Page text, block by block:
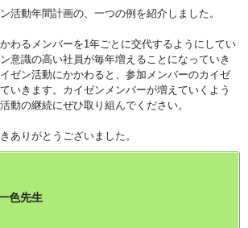
活動年間計画の、一つの例を紹介しました。
わるメンバーを1年ごとに交代するようにしてい
意識の高い社員が毎年増えることになっていき
ゼン活動にかかわると、参加メンバーのカイゼ
いきます。カイゼンメンバーが増えていくよう
動の継続にぜひ取り組んでください。
ありがとうございました。
色先生